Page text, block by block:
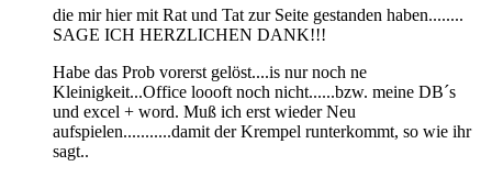
die mir hier mit Rat und Tat zur Seite gestanden haben........
SAGE ICH HERZLICHEN DANK!!!
Habe das Prob vorerst gelöst....is nur noch ne
Kleinigkeit...Office loooft noch nicht......bzw. meine DB´s
und excel + word. Muß ich erst wieder Neu
aufspielen...........damit der Krempel runterkommt, so wie ihr
sagt..